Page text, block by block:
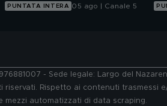
PUNTATA INTERA 05 ago | Canale 5
- Sede legale: Largo del
riservati. Rispetto ai contenuti
automatizzati di data scraping.